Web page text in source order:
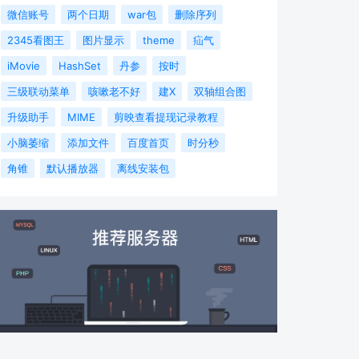
微信账号
两个日期 war包
删除序列
2345看图王
图片显示 theme
疝气
iMovie
HashSet 丹参
按时
三级联动菜单
咳嗽老不好 建X
双轴组合图
升级助手
MIME
剪映查看提现记录教程
小脑萎缩
添加文件 百度首页
时分秒
角锥
默认播放器 离线安装包